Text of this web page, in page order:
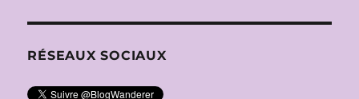
RÉSEAUX SOCIAUX